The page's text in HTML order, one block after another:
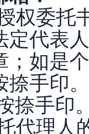
权委托
定代表
；如是
捺手印
捺手印
代理人